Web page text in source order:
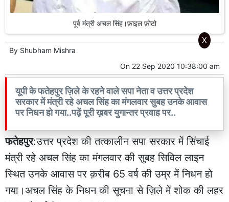
पूर्व मंत्री अचल सिंह।फ़ाइल फ़ोटो
By Shubham Mishra
On 22 Sep 2020 10:38:00 am
यूपी के फतेहपुर ज़िले के रहने वाले सपा नेता व उत्तर प्रदेश
सरकार में मंत्री रहे अचल सिंह का मंगलवार सुबह उनके आवास
पर निधन हो गया..पढ़ें पूरी ख़बर युगान्तर प्रवाह पर..
फतेहपुर:उत्तर प्रदेश की तत्कालीन सपा सरकार में सिंचाई
मंत्री रहे अचल सिंह का मंगलवार की सुबह सिविल लाइन
स्थित उनके आवास पर क़रीब 65 वर्ष की उम्र में निधन हो
गया।अचल सिंह के निधन की सूचना से ज़िले में शोक की लहर
X